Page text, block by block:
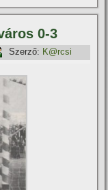
0-3
Szerző: K@rcsi